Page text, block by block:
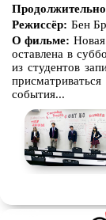
Про мафию
Про пиратов
Про
Про рыцарей
Про собак
Про супергероев
Про футбол
Режиссёр: Бен
О фильме:
оставлена в
из студентов
события...